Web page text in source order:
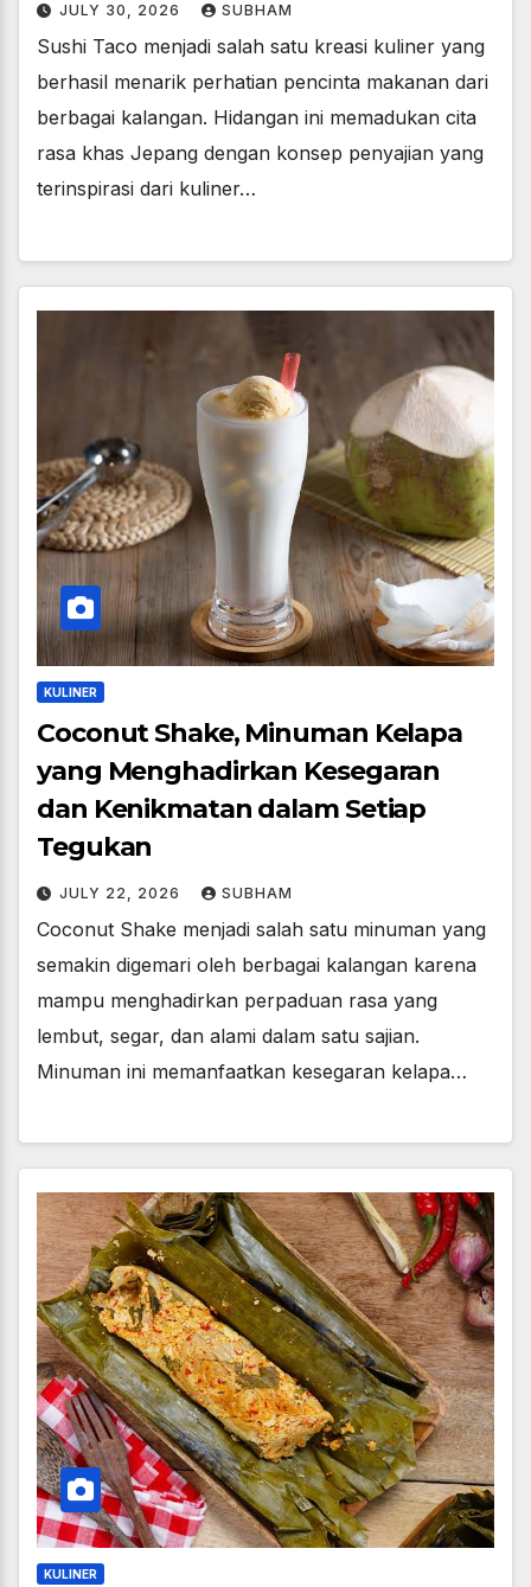
JULY 30, 2026 SUBHAM
Sushi Taco menjadi salah satu kreasi kuliner yang
berhasil menarik perhatian pencinta makanan dari
berbagai kalangan. Hidangan ini memadukan cita
rasa khas Jepang dengan konsep penyajian yang
terinspirasi dari kuliner…
KULINER
Coconut Shake, Minuman Kelapa
yang Menghadirkan Kesegaran
dan Kenikmatan dalam Setiap
Tegukan
JULY 22, 2026 SUBHAM
Coconut Shake menjadi salah satu minuman yang
semakin digemari oleh berbagai kalangan karena
mampu menghadirkan perpaduan rasa yang
lembut, segar, dan alami dalam satu sajian.
Minuman ini memanfaatkan kesegaran kelapa…
KULINER